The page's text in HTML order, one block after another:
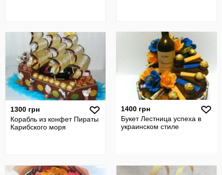
1300 грн
Корабль из конфет Пираты
Карибского моря
1400 грн
Букет Лестница успеха в
украинском стиле